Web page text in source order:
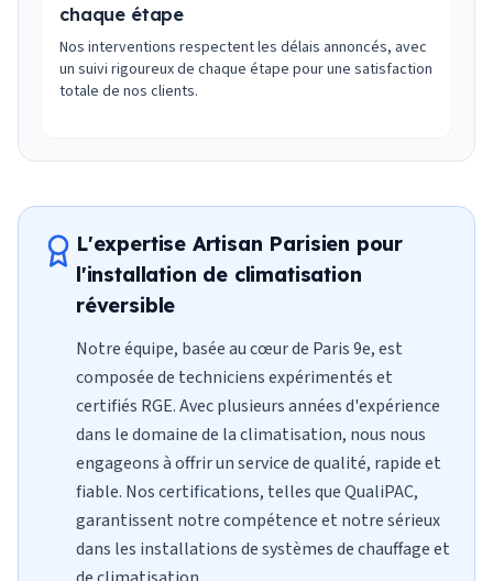
chaque étape
Nos interventions respectent les délais annoncés, avec
un suivi rigoureux de chaque étape pour une satisfaction
totale de nos clients.
L'expertise Artisan Parisien pour
l'installation de climatisation
réversible
Notre équipe, basée au cœur de Paris 9e, est
composée de techniciens expérimentés et
certifiés RGE. Avec plusieurs années d'expérience
dans le domaine de la climatisation, nous nous
engageons à offrir un service de qualité, rapide et
fiable. Nos certifications, telles que QualiPAC,
garantissent notre compétence et notre sérieux
dans les installations de systèmes de chauffage et